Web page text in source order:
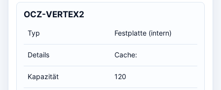
OCZ-VERTEX2
Typ Festplatte (intern)
Details Cache:
Kapazität 120